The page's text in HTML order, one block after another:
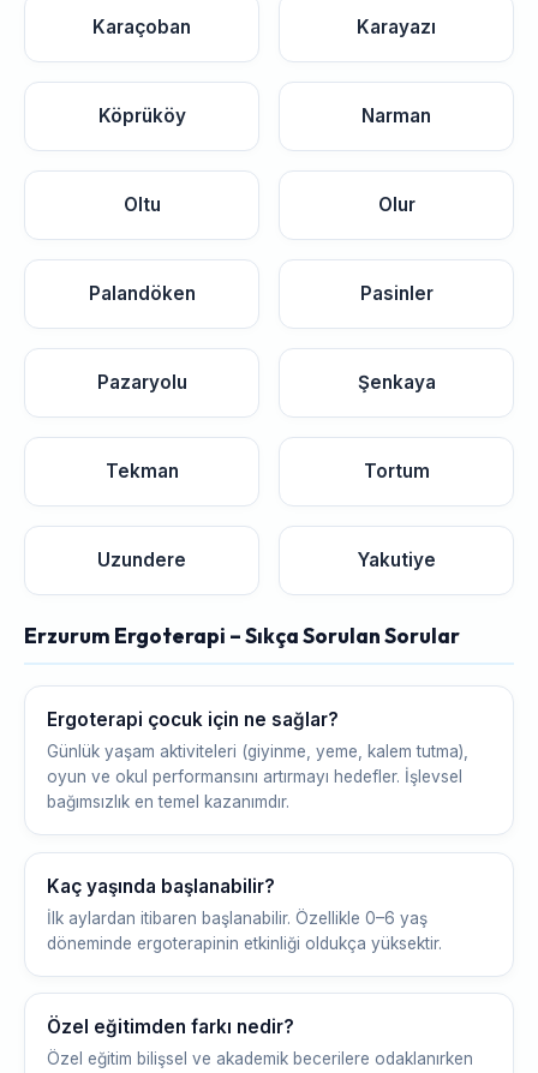
Karaçoban Karayazı
Köprüköy Narman
Oltu Olur
Palandöken Pasinler
Pazaryolu Şenkaya
Tekman Tortum
Uzundere Yakutiye
Erzurum Ergoterapi – Sıkça Sorulan Sorular
Ergoterapi çocuk için ne sağlar?
Günlük yaşam aktiviteleri (giyinme, yeme, kalem tutma),
oyun ve okul performansını artırmayı hedefler. İşlevsel
bağımsızlık en temel kazanımdır.
Kaç yaşında başlanabilir?
İlk aylardan itibaren başlanabilir. Özellikle 0–6 yaş
döneminde ergoterapinin etkinliği oldukça yüksektir.
Özel eğitimden farkı nedir?
Özel eğitim bilişsel ve akademik becerilere odaklanırken